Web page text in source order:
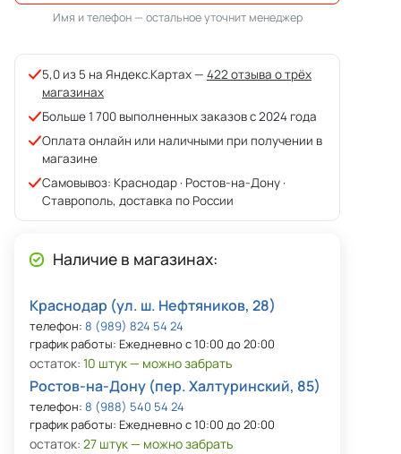
Имя и телефон — остальное уточнит менеджер
5,0 из 5 на Яндекс.Картах — 422 отзыва о трёх
магазинах
Больше 1 700 выполненных заказов с 2024 года
Оплата онлайн или наличными при получении в
магазине
Самовывоз: Краснодар · Ростов-на-Дону ·
Ставрополь, доставка по России
Наличие в магазинах:
Краснодар (ул. ш. Нефтяников, 28)
телефон: 8 (989) 824 54 24
график работы: Ежедневно с 10:00 до 20:00
остаток: 10 штук — можно забрать
Ростов-на-Дону (пер. Халтуринский, 85)
телефон: 8 (988) 540 54 24
график работы: Ежедневно с 10:00 до 20:00
остаток: 27 штук — можно забрать